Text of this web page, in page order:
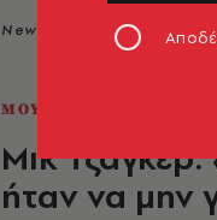
Newsroom 30.07.2026,
ΜΟΥΣΙΚΗ
Μικ
ήταν να μην